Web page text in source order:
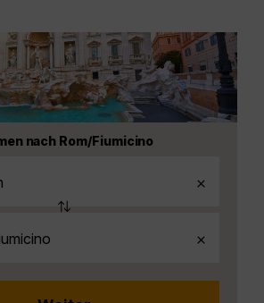
nach Rom/Fiumicino